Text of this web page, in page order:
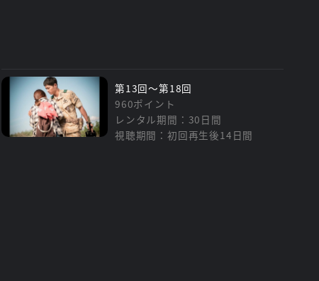
第13回～第18回
960ポイント
レンタル期間：30日間
視聴期間：初回再生後14日間